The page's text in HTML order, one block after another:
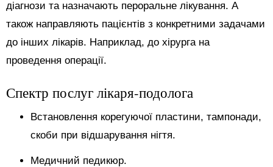
діагнози та назначають пероральне лікування. А
також направляють пацієнтів з конкретними задачами
до інших лікарів. Наприклад, до хірурга на
проведення операції.
Спектр послуг лікаря-подолога
Встановлення корегуючої пластини, тампонади,
скоби при відшарування нігтя.
Медичний педикюр.